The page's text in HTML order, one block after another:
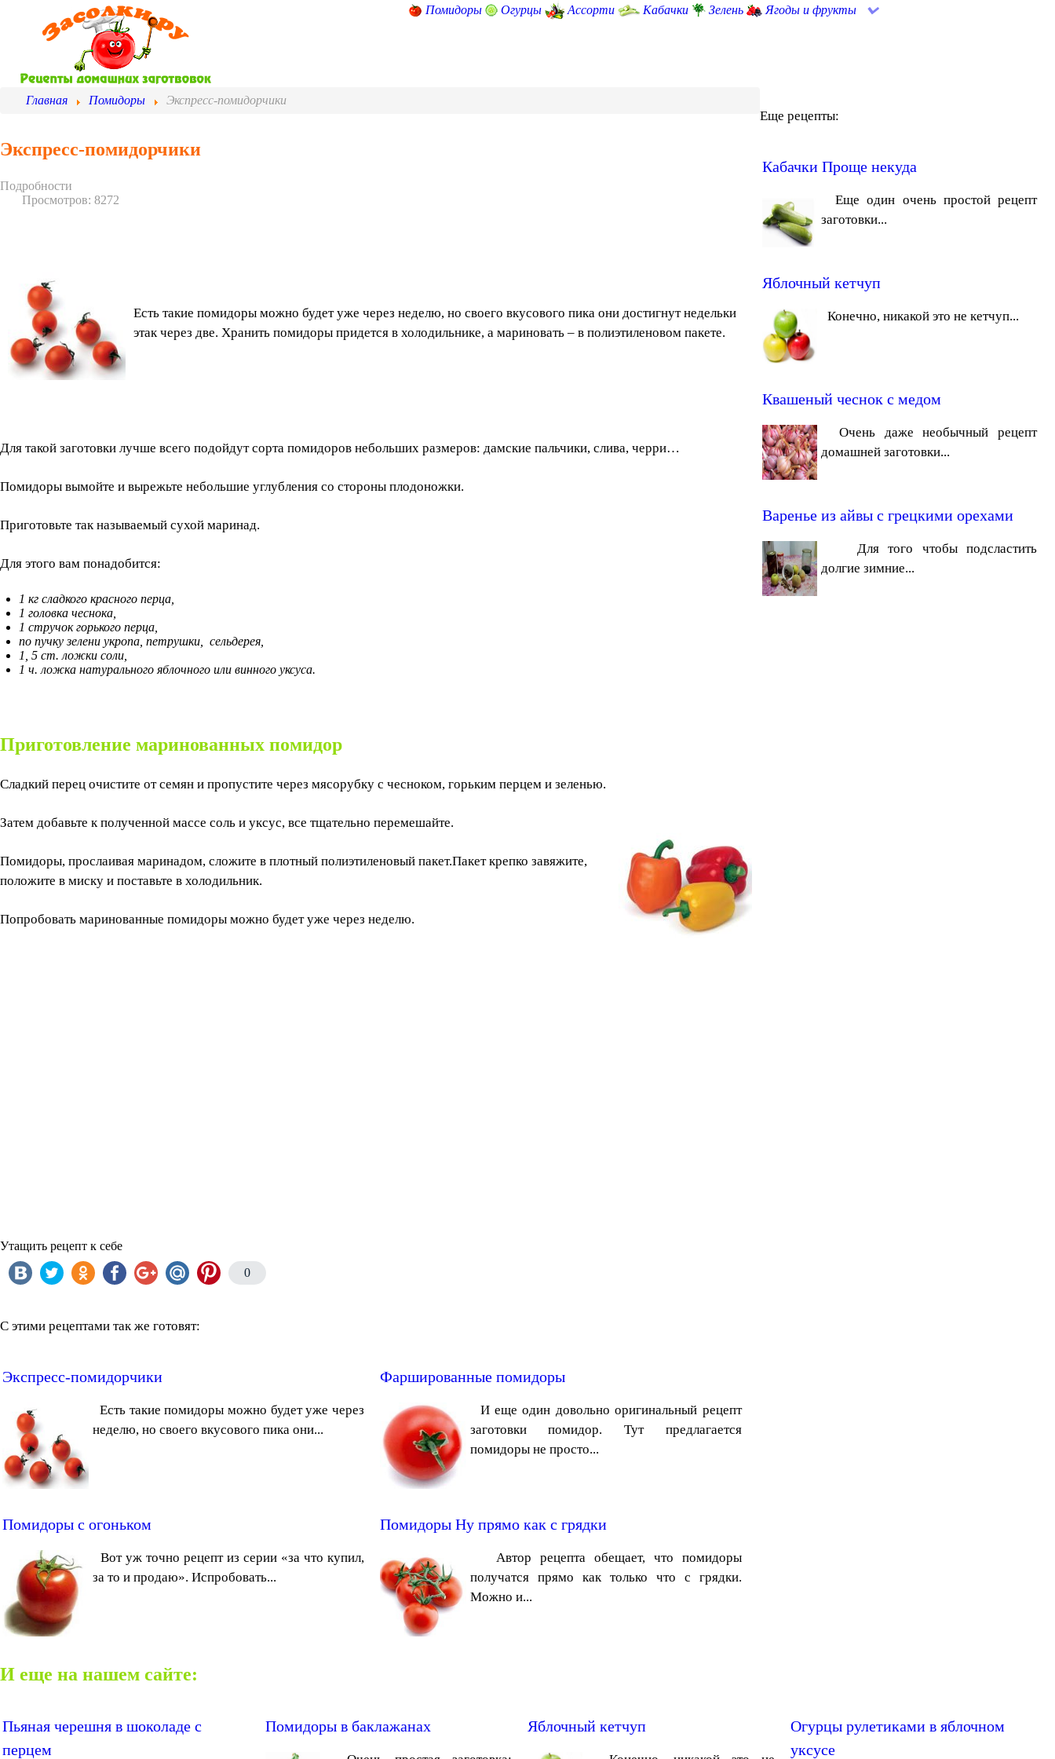
Помидоры Огурцы Ассорти Кабачки Зелень Ягоды и фрукты
Главная Помидоры Экспресс-помидорчики
Экспресс-помидорчики
Подробности
Просмотров: 8272
Есть такие помидоры можно будет уже через неделю, но своего вкусового пика они достигнут недельки
этак через две. Хранить помидоры придется в холодильнике, а мариновать – в полиэтиленовом пакете.
Для такой заготовки лучше всего подойдут сорта помидоров небольших размеров: дамские пальчики, слива, черри…
Помидоры вымойте и вырежьте небольшие углубления со стороны плодоножки.
Приготовьте так называемый сухой маринад.
Для этого вам понадобится:
1 кг сладкого красного перца,
1 головка чеснока,
1 стручок горького перца,
по пучку зелени укропа, петрушки, сельдерея,
1, 5 ст. ложки соли,
1 ч. ложка натурального яблочного или винного уксуса.
Приготовление маринованных помидор
Сладкий перец очистите от семян и пропустите через мясорубку с чесноком, горьким перцем и зеленью.
Затем добавьте к полученной массе соль и уксус, все тщательно перемешайте.
Помидоры, прослаивая маринадом, сложите в плотный полиэтиленовый пакет.Пакет крепко завяжите,
положите в миску и поставьте в холодильник.
Попробовать маринованные помидоры можно будет уже через неделю.
Утащить рецепт к себе
0
С этими рецептами так же готовят:
Экспресс-помидорчики
Есть такие помидоры можно будет уже через
неделю, но своего вкусового пика они...
Фаршированные помидоры
И еще один довольно оригинальный рецепт
заготовки помидор. Тут предлагается
помидоры не просто...
Помидоры с огоньком
Вот уж точно рецепт из серии «за что купил,
за то и продаю». Испробовать...
Помидоры Ну прямо как с грядки
Автор рецепта обещает, что помидоры
получатся прямо как только что с грядки.
Можно и...
Еще рецепты:
Кабачки Проще некуда
Еще один очень простой рецепт
заготовки...
Яблочный кетчуп
Конечно, никакой это не кетчуп...
Квашеный чеснок с медом
Очень даже необычный рецепт
домашней заготовки...
Варенье из айвы с грецкими орехами
Для того чтобы подсластить
долгие зимние...
И еще на нашем сайте:
Пьяная черешня в шоколаде с
перцем
Помидоры в баклажанах Яблочный кетчуп
Огурцы рулетиками в яблочном
уксусе